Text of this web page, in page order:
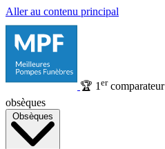
Aller au contenu principal
🏆 1 ercomparateur
obsèques
Obsèques